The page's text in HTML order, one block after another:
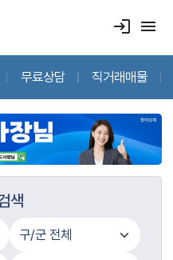
login menu
무료상담 직거래매물
색